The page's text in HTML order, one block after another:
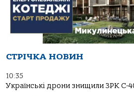
СТРІЧКА НОВИН
10:35
Українські дрони знищили ЗРК С-